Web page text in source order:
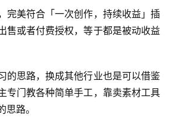
完美符合「一次创作，持续收益」插
售或者付费授权，等于都是被动收益
的思路，换成其他行业也是可以借鉴
专门教各种简单手工，靠卖素材工具
路。